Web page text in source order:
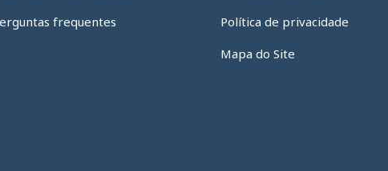
frequentes
Política de privacidade
Mapa do Site